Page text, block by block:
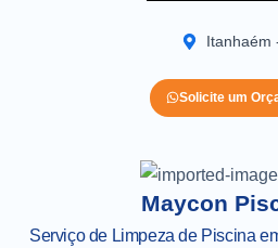
Itanhaém
Solicite um
Maycon
Serviço de Limpeza de Piscina